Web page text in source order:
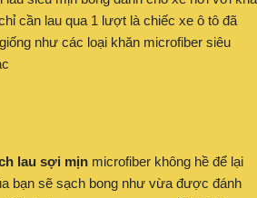
cần lau qua 1 lượt là chiếc xe ô tô đã
như các loại khăn microfiber siêu
lau sợi mịn microfiber không hề để lại
bạn sẽ sạch bong như vừa được đánh